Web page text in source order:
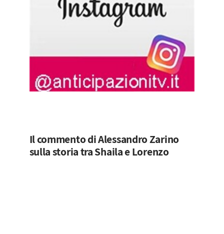
Il commento di Alessandro Zarino
sulla storia tra Shaila e Lorenzo